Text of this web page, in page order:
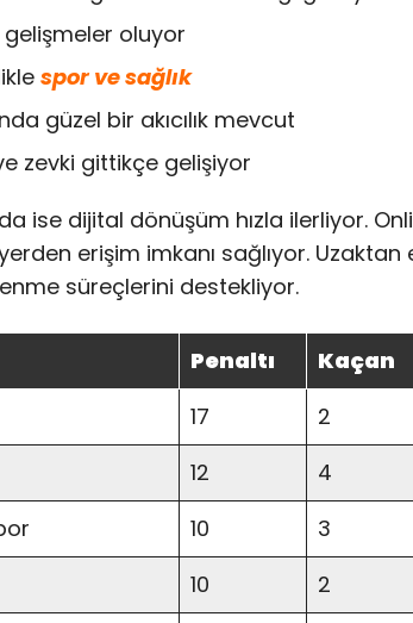
gelişmeler oluyor
spor ve sağlık
güzel bir akıcılık mevcut
zevki gittikçe gelişiyor
ise dijital dönüşüm hızla ilerliyor.
erişim imkanı sağlıyor. Uzaktan
süreçlerini destekliyor.
Penaltı Kaçan
17 2
12 4
10 3
10 2